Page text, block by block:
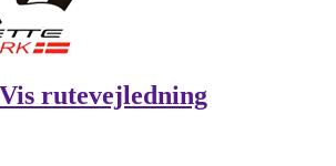
rutevejledning